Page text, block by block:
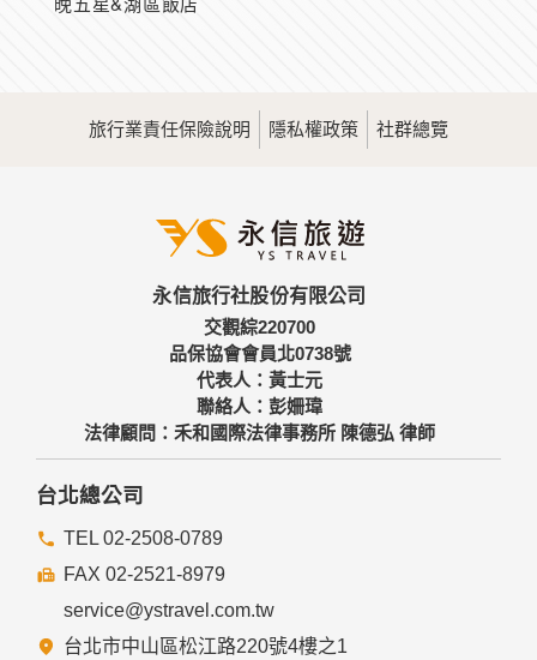
旅行業責任保險說明 隱私權政策 社群總覽
永信旅行社股份有限公司
交觀綜220700
品保協會會員北0738號
代表人：黃士元
聯絡人：彭姍瑋
法律顧問：禾和國際法律事務所 陳德弘 律師
台北總公司
TEL 02-2508-0789
FAX 02-2521-8979
service@ystravel.com.tw
台北市中山區松江路220號4樓之1